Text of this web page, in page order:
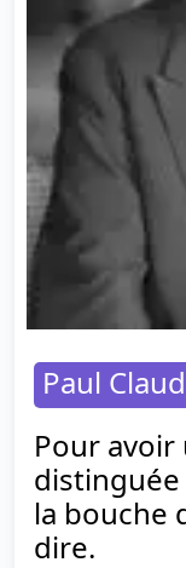
Paul
Pour
distinguée
la bouche
dire.